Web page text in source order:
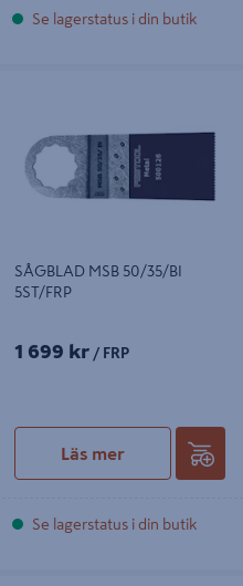
Se lagerstatus i din butik
Nästa
SÅGBLAD MSB 50/35/BI
5ST/FRP
1 699 kr / FRP
Läs mer
Se lagerstatus i din butik